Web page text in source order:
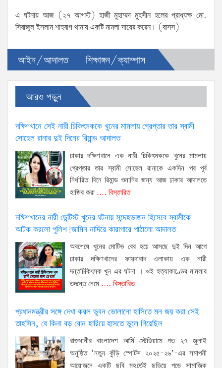
এ ঘটনায় আজ (২৭ আগস্ট) হাজী মুহাম্মদ মুহসীন হলের প্রাধ্যক্ষ মো.
সিরাজুল ইসলাম শাহবাগ থানায় একটি মামলা দায়ের করেন। (বাসস)
আইন/আদালত শিক্ষাঙ্গন/ক্যাম্পাস
আরও পড়ুন
দক্ষিণখানে সেই নারী চিকিৎসককে খুনের মামলায় গ্রেপ্তার তার স্বামী
সোহেল রানার দুই দিনের রিমান্ড আদালত
ঢাকার দক্ষিণখানে এক নারী চিকিৎসককে খুনের মামলায়
গ্রেপ্তার তার স্বামী সোহেল রানাকে একদিন পর পূর্ব
নির্ধারিত দিনে রিমান্ড শুনানির জন্য আজ ঢাকার আদালতে
হাজির করা .... বিস্তারিত
দক্ষিণখানের নারী ডেন্টিস্ট খুনের ঘটনায় সন্দেহভাজন হিসেবে স্বামীকে
আটক করলো পুলিশ!জামিন নাদিয়ে কারাগারে পাঠালো আদালত
অবশেষে খুনের মোটিভ বের হয়ে আসছে দুই দিন আগে
ঢাকার দক্ষিণখানের ফায়দাবাদ এলাকায় এক নারী
দন্তচিকিৎসক খুন এর ঘটনা । ওই হত্যাকাণ্ডের মামলার
তদন্তে নেমে .... বিস্তারিত
প্রধানমন্ত্রীর সঙ্গে দেখা করল ভুবন ভোলানো হাসিতে মন জয় করা সেই
তাহসিন, যে কিনা বড় বোন হারিয়ে হাসতে ভুলে গিয়েছিল
রাজধানীর বাংলাদেশ আর্মি স্টেডিয়ামে গত ২৭ জুলাই
অনুষ্ঠিত ‘নতুন কুঁড়ি স্পোর্টস ২০২৫-২৬’-এর সমাপনী